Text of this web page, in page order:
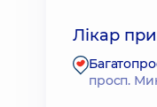
Лікар
просп.